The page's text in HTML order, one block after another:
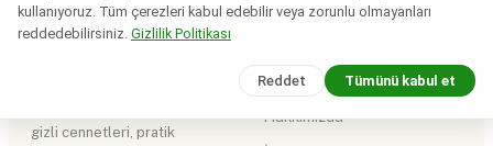
gizli cennetleri, pratik
SAYFALAR
Hakkımızda
kullanıyoruz. Tüm çerezleri kabul edebilir veya zorunlu olmayanları
reddedebilirsiniz. Gizlilik Politikası
Reddet Tümünü kabul et